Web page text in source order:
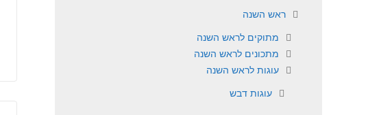
ראש השנה
מתוקים לראש השנה
מתכונים לראש השנה
עוגות לראש השנה
עוגות דבש